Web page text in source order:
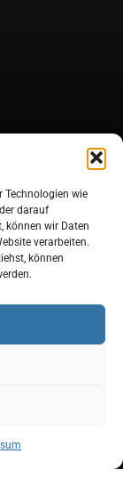
Technologien wie
darauf
können wir Daten
verarbeiten.
können
(EU)